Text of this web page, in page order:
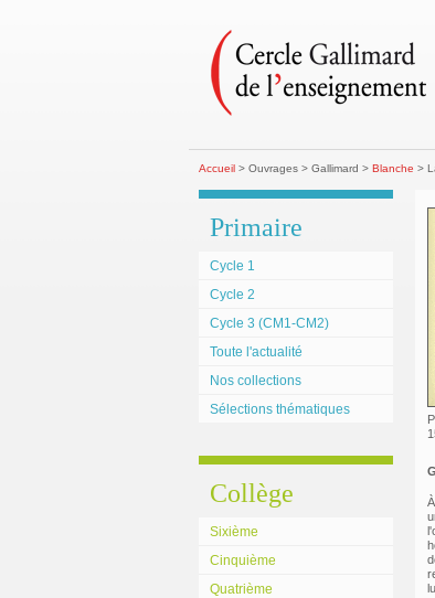
Accueil> Ouvrages > Gallimard > Blanche >
Primaire
Cycle 1
Cycle 2
Cycle 3 (CM1-CM2)
Toute l'actualité
Nos collections
Sélections thématiques
Collège
Sixième
Cinquième
Quatrième